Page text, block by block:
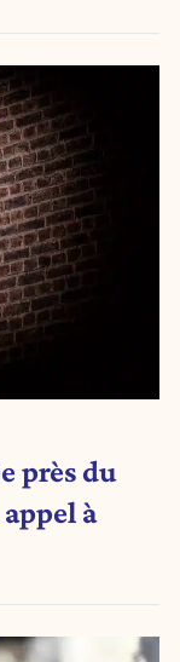
près du
à